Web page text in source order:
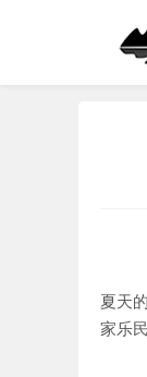
夏天
家乐